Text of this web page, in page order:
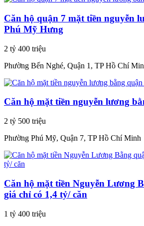
Căn hộ quận 7 mặt tiền nguyễn
Phú Mỹ Hưng
2 tỷ 400 triệu
Phường Bến Nghé, Quận 1, TP Hồ Chí
Căn hộ mặt tiền nguyễn lương
2 tỷ 500 triệu
Phường Phú Mỹ, Quận 7, TP Hồ Chí Minh
Căn hộ mặt tiền Nguyễn Lương
giá chỉ có 1,4 tỷ/ căn
1 tỷ 400 triệu